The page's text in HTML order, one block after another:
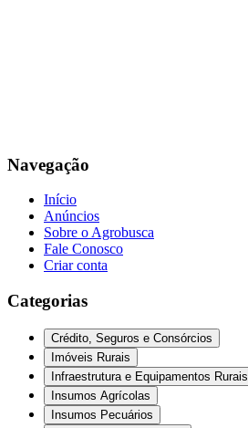
Navegação
Início
Anúncios
Sobre o Agrobusca
Fale Conosco
Criar conta
Categorias
Crédito, Seguros e Consórcios
Imóveis Rurais
Infraestrutura e Equipamentos Rurais
Insumos Agrícolas
Insumos Pecuários